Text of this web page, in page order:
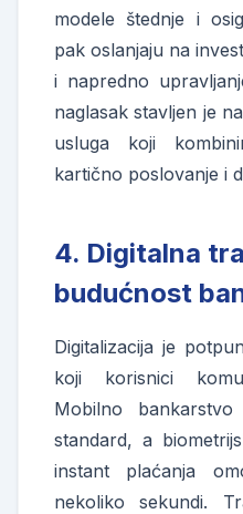
modele štednje i
pak oslanjaju na
i napredno
naglasak stavljen je
usluga koji
kartično poslovanje i
4. Digitalna
budućnost
Digitalizacija je
koji korisnici
Mobilno
standard, a
instant plaćanja
nekoliko sekundi.